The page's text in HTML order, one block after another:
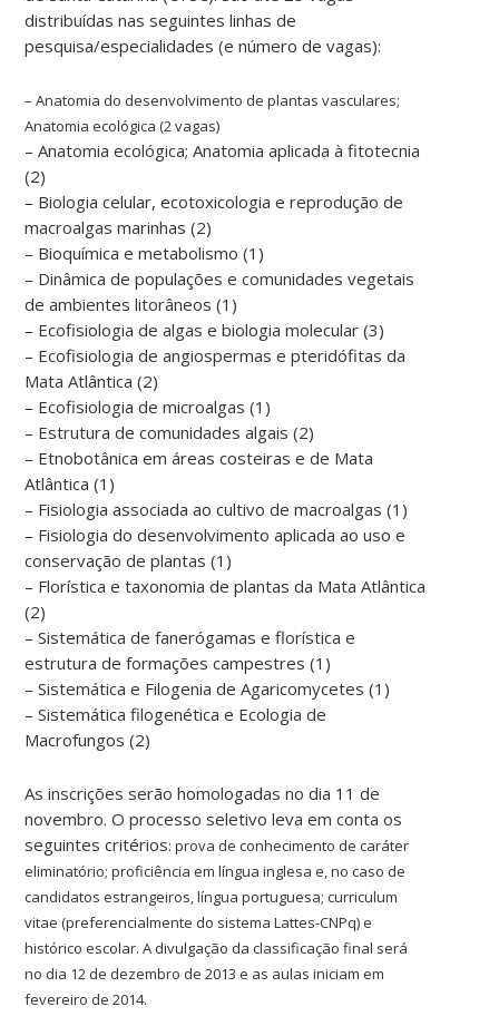
distribuídas nas seguintes linhas de
pesquisa/especialidades (e número de vagas):
– Anatomia do desenvolvimento de plantas vasculares;
Anatomia ecológica (2 vagas)
– Anatomia ecológica; Anatomia aplicada à fitotecnia
(2)
– Biologia celular, ecotoxicologia e reprodução de
macroalgas marinhas (2)
– Bioquímica e metabolismo (1)
– Dinâmica de populações e comunidades vegetais
de ambientes litorâneos (1)
– Ecofisiologia de algas e biologia molecular (3)
– Ecofisiologia de angiospermas e pteridófitas da
Mata Atlântica (2)
– Ecofisiologia de microalgas (1)
– Estrutura de comunidades algais (2)
– Etnobotânica em áreas costeiras e de Mata
Atlântica (1)
– Fisiologia associada ao cultivo de macroalgas (1)
– Fisiologia do desenvolvimento aplicada ao uso e
conservação de plantas (1)
– Florística e taxonomia de plantas da Mata Atlântica
(2)
– Sistemática de fanerógamas e florística e
estrutura de formações campestres (1)
– Sistemática e Filogenia de Agaricomycetes (1)
– Sistemática filogenética e Ecologia de
Macrofungos (2)
As inscrições serão homologadas no dia 11 de
novembro. O processo seletivo leva em conta os
seguintes critérios: prova de conhecimento de caráter
eliminatório; proficiência em língua inglesa e, no caso de
candidatos estrangeiros, língua portuguesa; curriculum
vitae (preferencialmente do sistema Lattes-CNPq) e
histórico escolar.A divulgação da classificação final será
no dia 12 de dezembro de 2013 e as aulas iniciam em
fevereiro de 2014.